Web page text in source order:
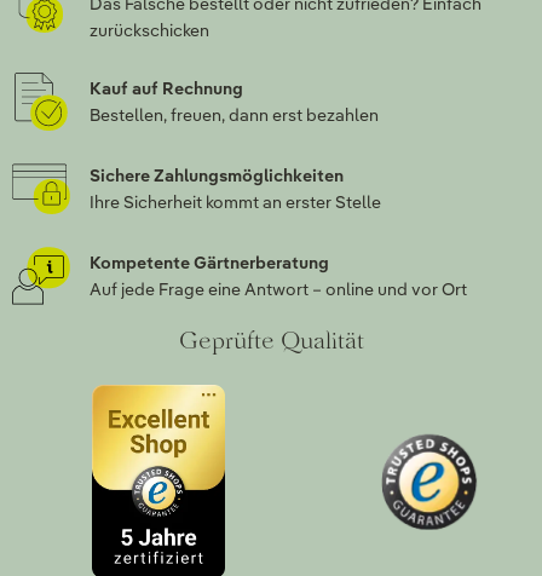
zurückschicken
Kauf auf Rechnung
Bestellen, freuen, dann erst bezahlen
Sichere Zahlungsmöglichkeiten
Ihre Sicherheit kommt an erster Stelle
Kompetente Gärtnerberatung
Auf jede Frage eine Antwort – online und vor Ort
Geprüfte Qualität